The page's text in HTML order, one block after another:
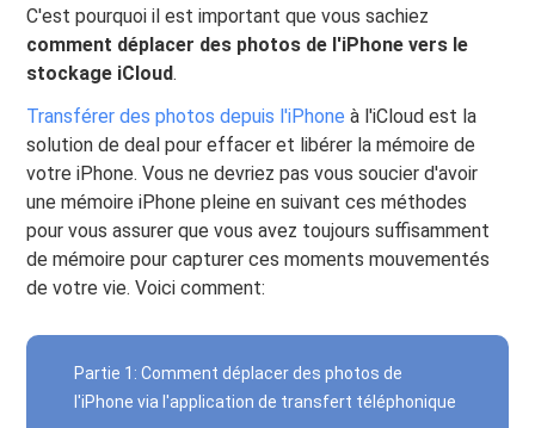
C'est pourquoi il est important que vous sachiez
comment déplacer des photos de l'iPhone vers le
stockage iCloud.
Transférer des photos depuis l'iPhone à l'iCloud est la
solution de deal pour effacer et libérer la mémoire de
votre iPhone. Vous ne devriez pas vous soucier d'avoir
une mémoire iPhone pleine en suivant ces méthodes
pour vous assurer que vous avez toujours suffisamment
de mémoire pour capturer ces moments mouvementés
de votre vie. Voici comment:
Partie 1: Comment déplacer des photos de
l'iPhone via l'application de transfert téléphonique